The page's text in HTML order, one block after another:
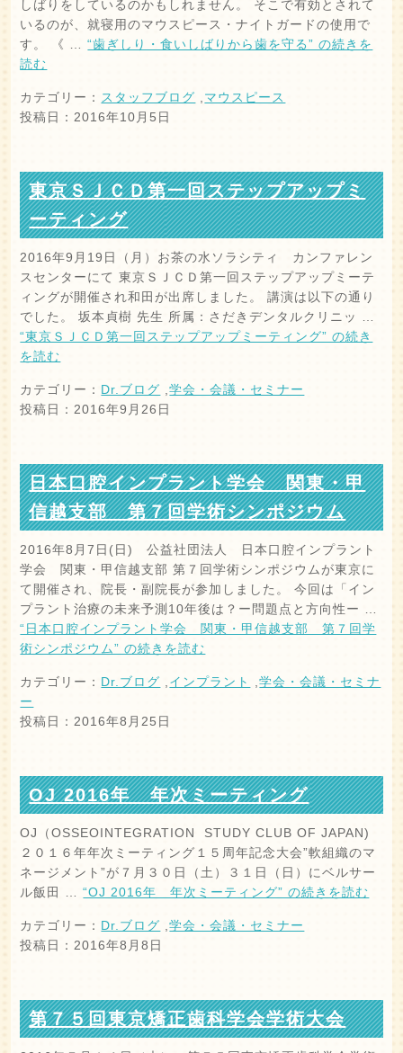
しばりをしているのかもしれません。 そこで有効とされて
いるのが、就寝用のマウスピース・ナイトガードの使用で
す。 《 …“歯ぎしり・食いしばりから歯を守る” の続きを
読む
カテゴリー： スタッフブログ ,マウスピース
投稿日：2016年10月5日
東京ＳＪＣＤ第一回ステップアップミ
ーティング
2016年9月19日（月）お茶の水ソラシティ カンファレン
スセンターにて 東京ＳＪＣＤ第一回ステップアップミーテ
ィングが開催され和田が出席しました。 講演は以下の通り
でした。 坂本貞樹 先生 所属：さだきデンタルクリニッ …
“東京ＳＪＣＤ第一回ステップアップミーティング” の続き
を読む
カテゴリー： Dr.ブログ ,学会・会議・セミナー
投稿日：2016年9月26日
日本口腔インプラント学会 関東・甲
信越支部 第７回学術シンポジウム
2016年8月7日(日) 公益社団法人 日本口腔インプラント
学会 関東・甲信越支部 第７回学術シンポジウムが東京に
て開催され、院長・副院長が参加しました。 今回は「イン
プラント治療の未来予測10年後は？ー問題点と方向性ー …
“日本口腔インプラント学会 関東・甲信越支部 第７回学
術シンポジウム” の続きを読む
カテゴリー： Dr.ブログ ,インプラント ,学会・会議・セミナ
ー
投稿日：2016年8月25日
OJ 2016年 年次ミーティング
OJ（OSSEOINTEGRATION STUDY CLUB OF JAPAN)
２０１６年年次ミーティング１５周年記念大会”軟組織のマ
ネージメント”が７月３０日（土）３１日（日）にベルサー
ル飯田 …“OJ 2016年 年次ミーティング” の続きを読む
カテゴリー： Dr.ブログ ,学会・会議・セミナー
投稿日：2016年8月8日
第７５回東京矯正歯科学会学術大会